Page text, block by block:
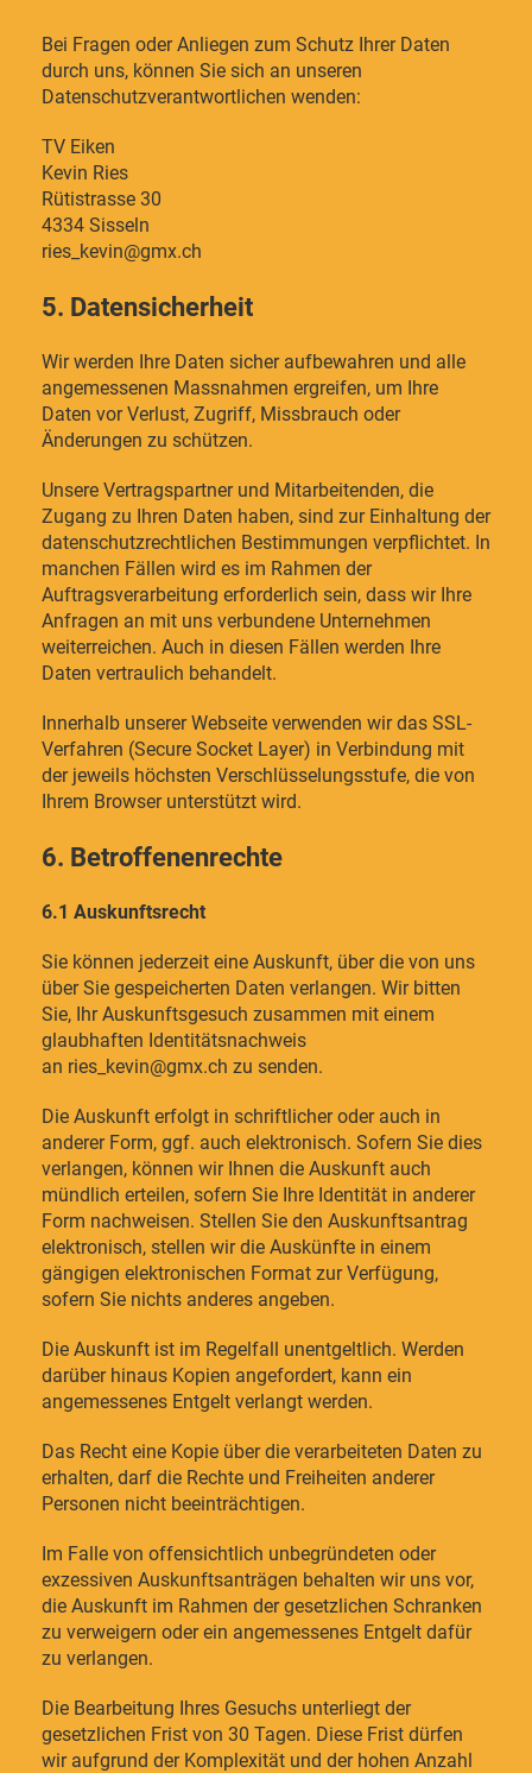
Bei Fragen oder Anliegen zum Schutz Ihrer Daten
durch uns, können Sie sich an unseren
Datenschutzverantwortlichen wenden:
TV Eiken
Kevin Ries
Rütistrasse 30
4334 Sisseln
ries_kevin@gmx.ch
5. Datensicherheit
Wir werden Ihre Daten sicher aufbewahren und alle
angemessenen Massnahmen ergreifen, um Ihre
Daten vor Verlust, Zugriff, Missbrauch oder
Änderungen zu schützen.
Unsere Vertragspartner und Mitarbeitenden, die
Zugang zu Ihren Daten haben, sind zur Einhaltung der
datenschutzrechtlichen Bestimmungen verpflichtet. In
manchen Fällen wird es im Rahmen der
Auftragsverarbeitung erforderlich sein, dass wir Ihre
Anfragen an mit uns verbundene Unternehmen
weiterreichen. Auch in diesen Fällen werden Ihre
Daten vertraulich behandelt.
Innerhalb unserer Webseite verwenden wir das SSL-
Verfahren (Secure Socket Layer) in Verbindung mit
der jeweils höchsten Verschlüsselungsstufe, die von
Ihrem Browser unterstützt wird.
6. Betroffenenrechte
6.1 Auskunftsrecht
Sie können jederzeit eine Auskunft, über die von uns
über Sie gespeicherten Daten verlangen. Wir bitten
Sie, Ihr Auskunftsgesuch zusammen mit einem
glaubhaften Identitätsnachweis
an ries_kevin@gmx.ch zu senden.
Die Auskunft erfolgt in schriftlicher oder auch in
anderer Form, ggf. auch elektronisch. Sofern Sie dies
verlangen, können wir Ihnen die Auskunft auch
mündlich erteilen, sofern Sie Ihre Identität in anderer
Form nachweisen. Stellen Sie den Auskunftsantrag
elektronisch, stellen wir die Auskünfte in einem
gängigen elektronischen Format zur Verfügung,
sofern Sie nichts anderes angeben.
Die Auskunft ist im Regelfall unentgeltlich. Werden
darüber hinaus Kopien angefordert, kann ein
angemessenes Entgelt verlangt werden.
Das Recht eine Kopie über die verarbeiteten Daten zu
erhalten, darf die Rechte und Freiheiten anderer
Personen nicht beeinträchtigen.
Im Falle von offensichtlich unbegründeten oder
exzessiven Auskunftsanträgen behalten wir uns vor,
die Auskunft im Rahmen der gesetzlichen Schranken
zu verweigern oder ein angemessenes Entgelt dafür
zu verlangen.
Die Bearbeitung Ihres Gesuchs unterliegt der
gesetzlichen Frist von 30 Tagen. Diese Frist dürfen
wir aufgrund der Komplexität und der hohen Anzahl